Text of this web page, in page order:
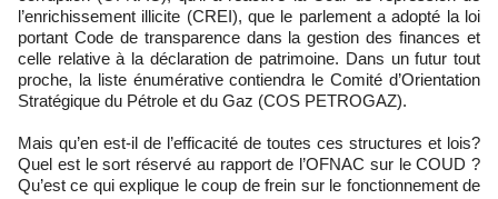
l’enrichissement illicite (CREI), que le parlement a adopté la loi
portant Code de transparence dans la gestion des finances et
celle relative à la déclaration de patrimoine. Dans un futur tout
proche, la liste énumérative contiendra le Comité d’Orientation
Stratégique du Pétrole et du Gaz (COS PETROGAZ).
Mais qu’en est-il de l’efficacité de toutes ces structures et lois?
Quel est le sort réservé au rapport de l’OFNAC sur le COUD ?
Qu’est ce qui explique le coup de frein sur le fonctionnement de